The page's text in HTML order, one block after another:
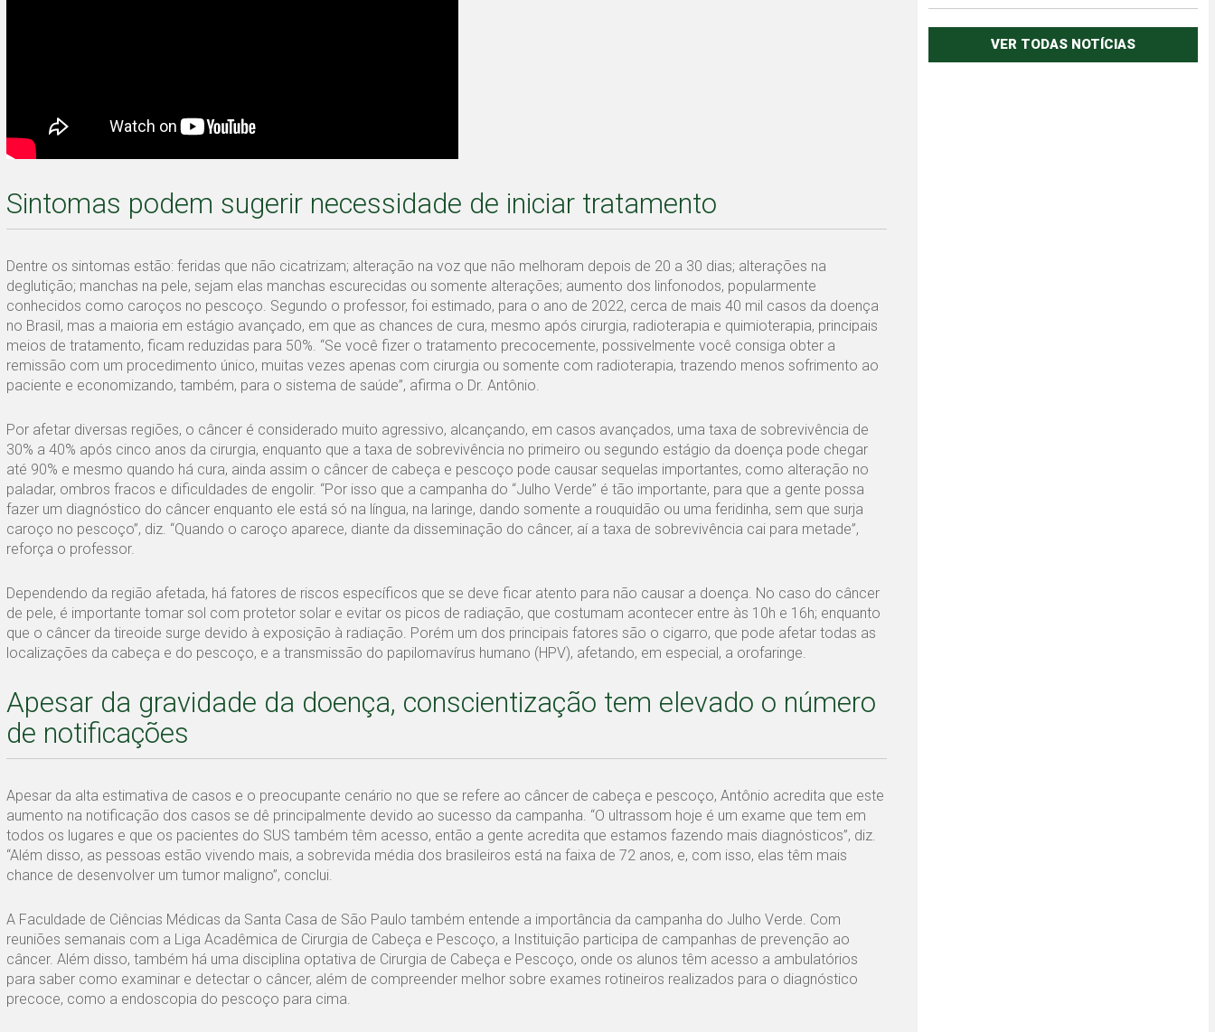
Sintomas podem sugerir necessidade de iniciar tratamento
Dentre os sintomas estão: feridas que não cicatrizam; alteração na voz que não melhoram depois de 20 a 30 dias; alterações na
deglutição; manchas na pele, sejam elas manchas escurecidas ou somente alterações; aumento dos linfonodos, popularmente
conhecidos como caroços no pescoço. Segundo o professor, foi estimado, para o ano de 2022, cerca de mais 40 mil casos da doença
no Brasil, mas a maioria em estágio avançado, em que as chances de cura, mesmo após cirurgia, radioterapia e quimioterapia, principais
meios de tratamento, ficam reduzidas para 50%. “Se você fizer o tratamento precocemente, possivelmente você consiga obter a
remissão com um procedimento único, muitas vezes apenas com cirurgia ou somente com radioterapia, trazendo menos sofrimento ao
paciente e economizando, também, para o sistema de saúde”, afirma o Dr. Antônio.
Por afetar diversas regiões, o câncer é considerado muito agressivo, alcançando, em casos avançados, uma taxa de sobrevivência de
30% a 40% após cinco anos da cirurgia, enquanto que a taxa de sobrevivência no primeiro ou segundo estágio da doença pode chegar
até 90% e mesmo quando há cura, ainda assim o câncer de cabeça e pescoço pode causar sequelas importantes, como alteração no
paladar, ombros fracos e dificuldades de engolir. “Por isso que a campanha do “Julho Verde” é tão importante, para que a gente possa
fazer um diagnóstico do câncer enquanto ele está só na língua, na laringe, dando somente a rouquidão ou uma feridinha, sem que surja
caroço no pescoço”, diz. “Quando o caroço aparece, diante da disseminação do câncer, aí a taxa de sobrevivência cai para metade”,
reforça o professor.
Dependendo da região afetada, há fatores de riscos específicos que se deve ficar atento para não causar a doença. No caso do câncer
de pele, é importante tomar sol com protetor solar e evitar os picos de radiação, que costumam acontecer entre às 10h e 16h; enquanto
que o câncer da tireoide surge devido à exposição à radiação. Porém um dos principais fatores são o cigarro, que pode afetar todas as
localizações da cabeça e do pescoço, e a transmissão do papilomavírus humano (HPV), afetando, em especial, a orofaringe.
Apesar da gravidade da doença, conscientização tem elevado o número
de notificações
Apesar da alta estimativa de casos e o preocupante cenário no que se refere ao câncer de cabeça e pescoço, Antônio acredita que este
aumento na notificação dos casos se dê principalmente devido ao sucesso da campanha. “O ultrassom hoje é um exame que tem em
todos os lugares e que os pacientes do SUS também têm acesso, então a gente acredita que estamos fazendo mais diagnósticos”, diz.
“Além disso, as pessoas estão vivendo mais, a sobrevida média dos brasileiros está na faixa de 72 anos, e, com isso, elas têm mais
chance de desenvolver um tumor maligno”, conclui.
A Faculdade de Ciências Médicas da Santa Casa de São Paulo também entende a importância da campanha do Julho Verde. Com
reuniões semanais com a Liga Acadêmica de Cirurgia de Cabeça e Pescoço, a Instituição participa de campanhas de prevenção ao
câncer. Além disso, também há uma disciplina optativa de Cirurgia de Cabeça e Pescoço, onde os alunos têm acesso a ambulatórios
para saber como examinar e detectar o câncer, além de compreender melhor sobre exames rotineiros realizados para o diagnóstico
precoce, como a endoscopia do pescoço para cima.
VER TODAS NOTÍCIAS